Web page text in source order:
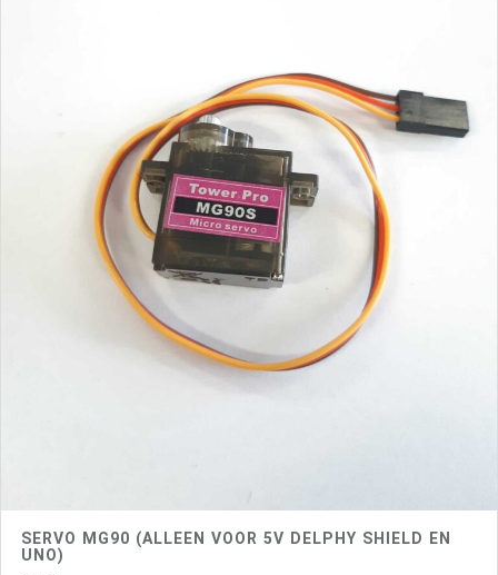
SERVO MG90 (ALLEEN VOOR 5V DELPHY SHIELD EN
UNO)